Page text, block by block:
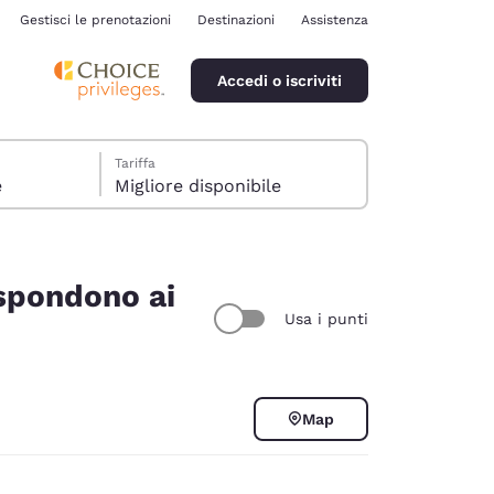
Gestisci le prenotazioni Destinazioni Assistenza
Accedi o iscriviti
Tariffa
Migliore disponibile
ai
Usa i punti
Map